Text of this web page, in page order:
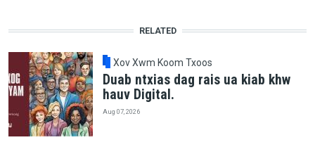
RELATED
Xov Xwm Koom Txoos
Duab ntxias dag rais ua kiab khw
hauv Digital.
Aug 07, 2026